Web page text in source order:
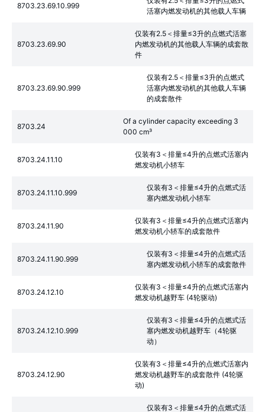
8703.23.69.10.999
活塞内燃发动机的其他载人车辆
8703.23.69.90
仅装有2.5＜排量≤3升的点燃式活塞
内燃发动机的其他载人车辆的成套散
件
8703.23.69.90.999
仅装有2.5＜排量≤3升的点燃式
活塞内燃发动机的其他载人车辆
的成套散件
8703.24
Of a cylinder capacity exceeding 3
000 cm³
8703.24.11.10
仅装有3＜排量≤4升的点燃式活塞内
燃发动机小轿车
8703.24.11.10.999
仅装有3＜排量≤4升的点燃式活
塞内燃发动机小轿车
8703.24.11.90
仅装有3＜排量≤4升的点燃式活塞内
燃发动机小轿车的成套散件
8703.24.11.90.999
仅装有3＜排量≤4升的点燃式活
塞内燃发动机小轿车的成套散件
8703.24.12.10
仅装有3＜排量≤4升的点燃式活塞内
燃发动机越野车 (4轮驱动)
8703.24.12.10.999
仅装有3＜排量≤4升的点燃式活
塞内燃发动机越野车（4轮驱
动）
8703.24.12.90
仅装有3＜排量≤4升的点燃式活塞内
燃发动机越野车的成套散件 (4轮驱
动)
仅装有3＜排量≤4升的点燃式活